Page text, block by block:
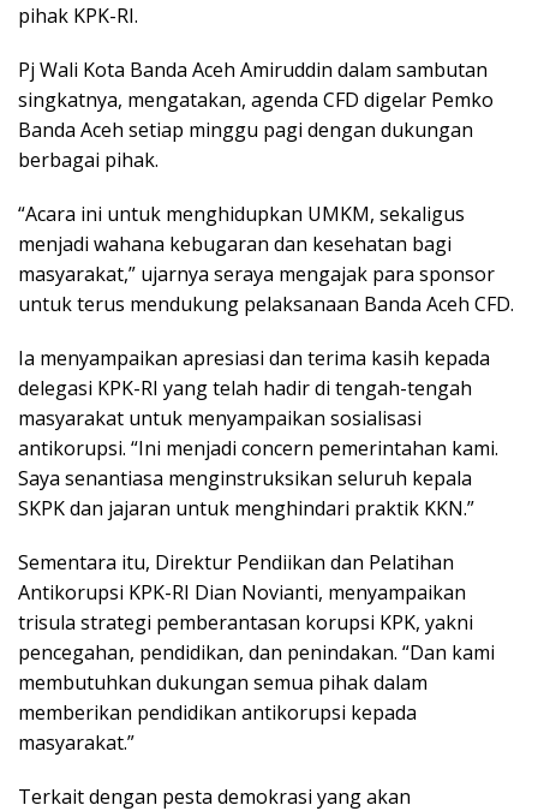
pihak KPK-RI.
Pj Wali Kota Banda Aceh Amiruddin dalam sambutan
singkatnya, mengatakan, agenda CFD digelar Pemko
Banda Aceh setiap minggu pagi dengan dukungan
berbagai pihak.
“Acara ini untuk menghidupkan UMKM, sekaligus
menjadi wahana kebugaran dan kesehatan bagi
masyarakat,” ujarnya seraya mengajak para sponsor
untuk terus mendukung pelaksanaan Banda Aceh CFD.
Ia menyampaikan apresiasi dan terima kasih kepada
delegasi KPK-RI yang telah hadir di tengah-tengah
masyarakat untuk menyampaikan sosialisasi
antikorupsi. “Ini menjadi concern pemerintahan kami.
Saya senantiasa menginstruksikan seluruh kepala
SKPK dan jajaran untuk menghindari praktik KKN.”
Sementara itu, Direktur Pendiikan dan Pelatihan
Antikorupsi KPK-RI Dian Novianti, menyampaikan
trisula strategi pemberantasan korupsi KPK, yakni
pencegahan, pendidikan, dan penindakan. “Dan kami
membutuhkan dukungan semua pihak dalam
memberikan pendidikan antikorupsi kepada
masyarakat.”
Terkait dengan pesta demokrasi yang akan